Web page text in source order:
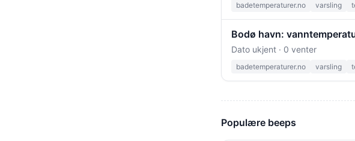
badetemperaturer.no varsling
Bodø havn:
Dato ukjent · 0 venter
badetemperaturer.no varsling
Populære beeps